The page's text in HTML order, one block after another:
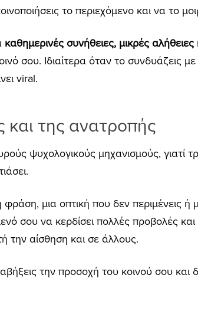
το περιεχόμενο και να το
καθημερινές συνήθειες, μικρές
σου. Ιδιαίτερα όταν το συνδυάζεις
viral.
της ανατροπής
ψυχολογικούς μηχανισμούς,
φράση, μια οπτική που δεν περιμένεις ή
σου να κερδίσει πολλές προβολές
την αίσθηση και σε άλλους.
την προσοχή του κοινού σου και